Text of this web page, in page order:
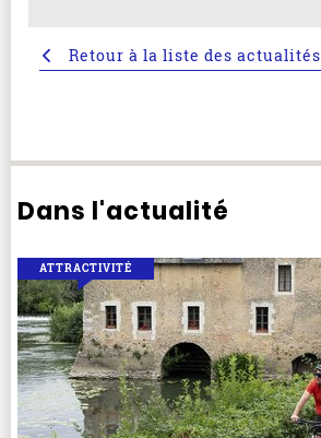
Retour à la liste des actualités
Dans l'actualité
ATTRACTIVITÉ